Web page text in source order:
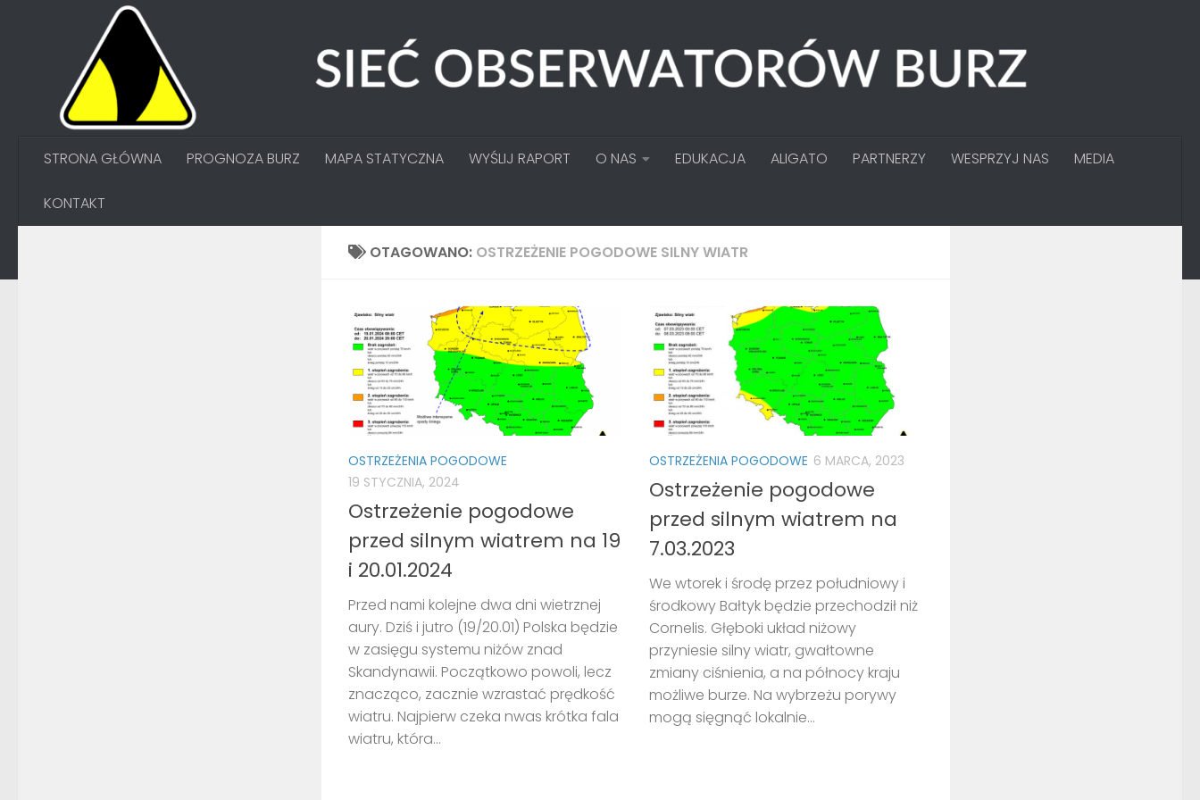
Przejdź do treści
STRONA GŁÓWNA PROGNOZA BURZ MAPA STATYCZNA WYŚLIJ RAPORT O NAS EDUKACJA ALIGATO PARTNERZY WESPRZYJ NAS MEDIA
KONTAKT
OTAGOWANO: OSTRZEŻENIE POGODOWE SILNY WIATR
OSTRZEŻENIA POGODOWE
19 STYCZNIA, 2024
Ostrzeżenie pogodowe
przed silnym wiatrem na 19
i 20.01.2024
Przed nami kolejne dwa dni wietrznej
aury. Dziś i jutro (19/20.01) Polska będzie
w zasięgu systemu niżów znad
Skandynawii. Początkowo powoli, lecz
znacząco, zacznie wzrastać prędkość
wiatru. Najpierw czeka nwas krótka fala
wiatru, która...
OSTRZEŻENIA POGODOWE 6 MARCA, 2023
Ostrzeżenie pogodowe
przed silnym wiatrem na
7.03.2023
We wtorek i środę przez południowy i
środkowy Bałtyk będzie przechodził niż
Cornelis. Głęboki układ niżowy
przyniesie silny wiatr, gwałtowne
zmiany ciśnienia, a na północy kraju
możliwe burze. Na wybrzeżu porywy
mogą sięgnąć lokalnie...